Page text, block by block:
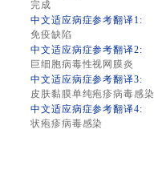
完成
中文适应病症参考翻译1:
免疫缺陷
中文适应病症参考翻译2:
巨细胞病毒性视网膜炎
中文适应病症参考翻译3:
皮肤黏膜单纯疱疹病毒感染
中文适应病症参考翻译4:
状疱疹病毒感染